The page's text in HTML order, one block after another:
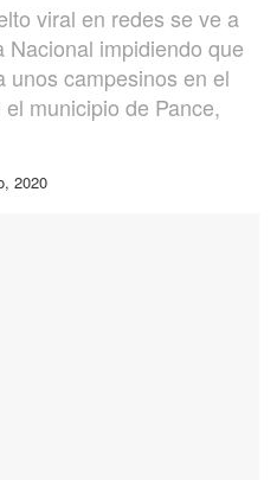
viral en redes se ve a
impidiendo que
unos campesinos en el
municipio de Pance,
2020